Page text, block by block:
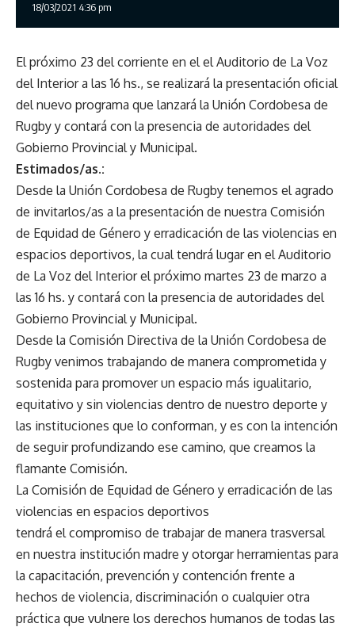
18/03/2021 4:36 pm
El próximo 23 del corriente en el el Auditorio de La Voz
del Interior a las 16 hs., se realizará la presentación oficial
del nuevo programa que lanzará la Unión Cordobesa de
Rugby y contará con la presencia de autoridades del
Gobierno Provincial y Municipal.
Estimados/as.:
Desde la Unión Cordobesa de Rugby tenemos el agrado
de invitarlos/as a la presentación de nuestra Comisión
de Equidad de Género y erradicación de las violencias en
espacios deportivos, la cual tendrá lugar en el Auditorio
de La Voz del Interior el próximo martes 23 de marzo a
las 16 hs. y contará con la presencia de autoridades del
Gobierno Provincial y Municipal.
Desde la Comisión Directiva de la Unión Cordobesa de
Rugby venimos trabajando de manera comprometida y
sostenida para promover un espacio más igualitario,
equitativo y sin violencias dentro de nuestro deporte y
las instituciones que lo conforman, y es con la intención
de seguir profundizando ese camino, que creamos la
flamante Comisión.
La Comisión de Equidad de Género y erradicación de las
violencias en espacios deportivos
tendrá el compromiso de trabajar de manera trasversal
en nuestra institución madre y otorgar herramientas para
la capacitación, prevención y contención frente a
hechos de violencia, discriminación o cualquier otra
práctica que vulnere los derechos humanos de todas las